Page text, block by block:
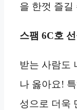
을 한껏 즐
스팸 6C호
받는 사람도
나 옳아요!
성으로 더욱